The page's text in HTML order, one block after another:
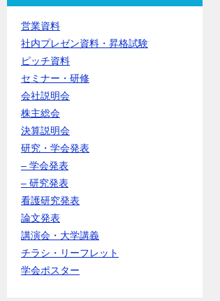
営業資料
社内プレゼン資料・昇格試験
ピッチ資料
セミナー・研修
会社説明会
株主総会
決算説明会
研究・学会発表
– 学会発表
– 研究発表
看護研究発表
論文発表
講演会・大学講義
チラシ・リーフレット
学会ポスター